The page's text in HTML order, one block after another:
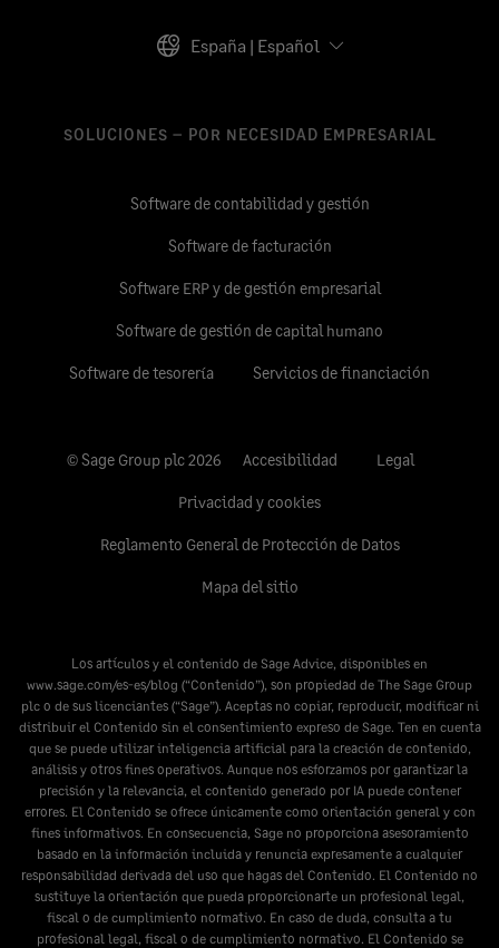
España | Español
SOLUCIONES – POR NECESIDAD EMPRESARIAL
Software de contabilidad y gestión
Software de facturación
Software ERP y de gestión empresarial
Software de gestión de capital humano
Software de tesorería Servicios de financiación
© Sage Group plc 2026 Accesibilidad Legal
Privacidad y cookies
Reglamento General de Protección de Datos
Mapa del sitio
Los artículos y el contenido de Sage Advice, disponibles en
www.sage.com/es-es/blog (“Contenido”), son propiedad de The Sage Group
plc o de sus licenciantes (“Sage”). Aceptas no copiar, reproducir, modificar ni
distribuir el Contenido sin el consentimiento expreso de Sage. Ten en cuenta
que se puede utilizar inteligencia artificial para la creación de contenido,
análisis y otros fines operativos. Aunque nos esforzamos por garantizar la
precisión y la relevancia, el contenido generado por IA puede contener
errores. El Contenido se ofrece únicamente como orientación general y con
fines informativos. En consecuencia, Sage no proporciona asesoramiento
basado en la información incluida y renuncia expresamente a cualquier
responsabilidad derivada del uso que hagas del Contenido. El Contenido no
sustituye la orientación que pueda proporcionarte un profesional legal,
fiscal o de cumplimiento normativo. En caso de duda, consulta a tu
profesional legal, fiscal o de cumplimiento normativo. El Contenido se